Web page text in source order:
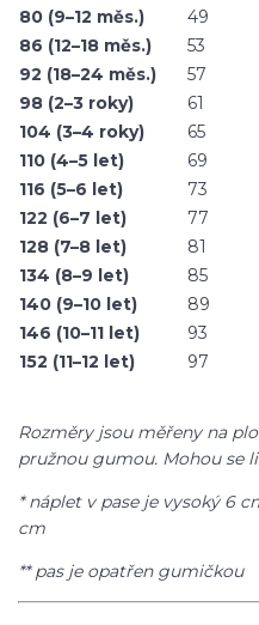
80 (9–12 měs.)
49
86 (12–18 měs.)
53
92 (18–24 měs.)
57
98 (2–3 roky)
61
104 (3–4 roky)
65
110 (4–5 let)
69
116 (5–6 let)
73
122 (6–7 let)
77
128 (7–8 let)
81
134 (8–9 let)
85
140 (9–10 let)
89
146 (10–11 let)
93
152 (11–12 let)
97
Rozměry jsou měřeny na
pružnou gumou. Mohou se
* náplet v pase je vysoký 6
cm
** pas je opatřen gumičkou